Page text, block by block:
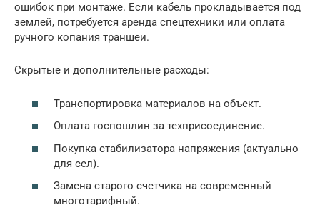
ошибок при монтаже. Если кабель прокладывается под
землей, потребуется аренда спецтехники или оплата
ручного копания траншеи.
Скрытые и дополнительные расходы:
Транспортировка материалов на объект.
Оплата госпошлин за техприсоединение.
Покупка стабилизатора напряжения (актуально
для сел).
Замена старого счетчика на современный
многотарифный.